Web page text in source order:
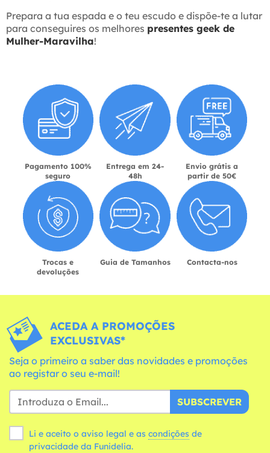
Prepara a tua espada e o teu escudo e dispõe-te a lutar
para conseguires os melhores presentes geek de
Mulher-Maravilha!
Pagamento 100%
seguro
Entrega em 24-
48h
Envio grátis a
partir de 50€
Trocas e
devoluções
Guia de Tamanhos Contacta-nos
ACEDA A PROMOÇÕES
EXCLUSIVAS*
Seja o primeiro a saber das novidades e promoções
ao registar o seu e-mail!
SUBSCREVER
Li e aceito o aviso legal e as condições
privacidade da Funidelia.